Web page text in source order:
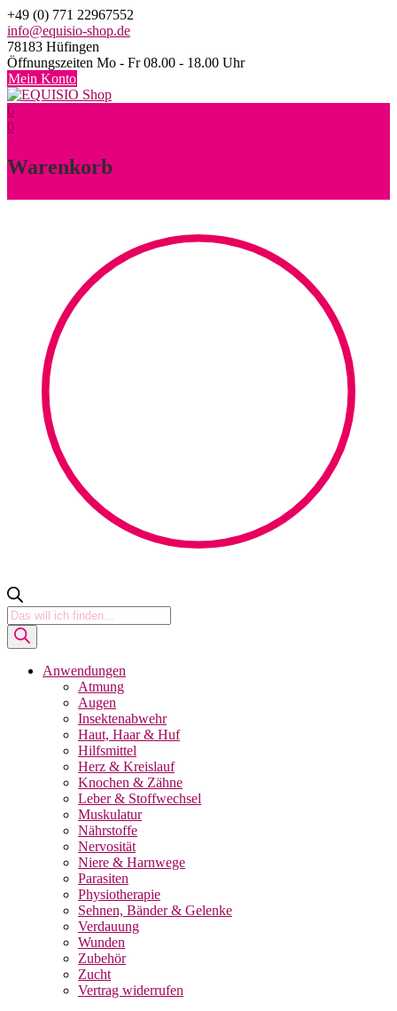
Skip
to
content
+49 (0) 771 22967552
info@equisio-shop.de
78183 Hüfingen
Öffnungszeiten Mo - Fr 08.00 - 18.00 Uhr
Mein Konto
0
0
Warenkorb
Products
search
Anwendungen
Atmung
Augen
Insektenabwehr
Haut, Haar & Huf
Hilfsmittel
Herz & Kreislauf
Knochen & Zähne
Leber & Stoffwechsel
Muskulatur
Nährstoffe
Nervosität
Niere & Harnwege
Parasiten
Physiotherapie
Sehnen, Bänder & Gelenke
Verdauung
Wunden
Zubehör
Zucht
Vertrag widerrufen